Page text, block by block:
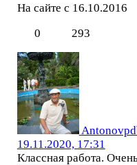
На сайте с 16.10.2016
0
293
19.11.2020, 17:31
Классная работа.